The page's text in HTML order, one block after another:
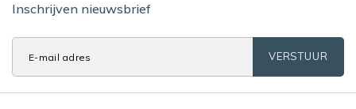
Inschrijven nieuwsbrief
VERSTUUR